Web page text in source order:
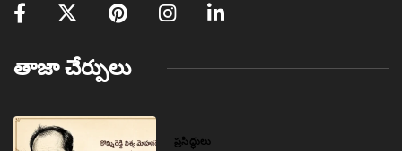
తాజా చేర్పులు
ప్రసిద్ధులు